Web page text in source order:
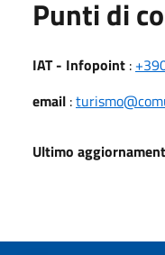
Punti di
IAT - Infopoint :
email :
Ultimo